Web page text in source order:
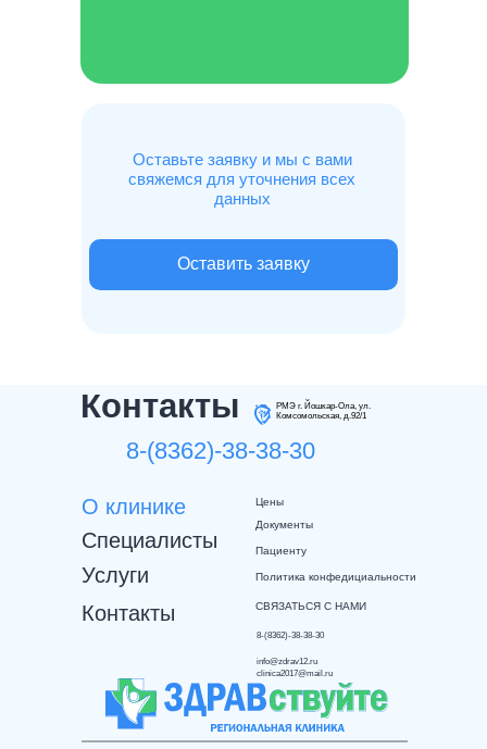
Оставьте заявку и мы с вами
свяжемся для уточнения всех
данных
Оставить заявку
Контакты
РМЭ г. Йошкар-Ола, ул.
Комсомольская, д.92/1
8-(8362)-38-38-30
О клинике
Специалисты
Услуги
Контакты
Цены
Документы
Пациенту
Политика конфедициальности
СВЯЗАТЬСЯ С НАМИ
8-(8362)-38-38-30
info@zdrav12.ru
clinica2017@mail.ru